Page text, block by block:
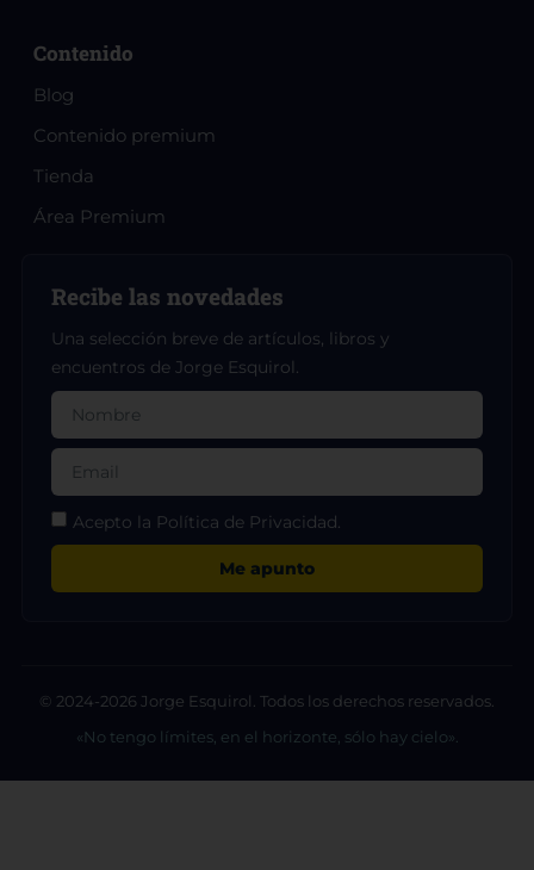
Contenido
Blog
Contenido premium
Tienda
Área Premium
Recibe las novedades
Una selección breve de artículos, libros y
encuentros de Jorge Esquirol.
Acepto la Política de Privacidad.
Me apunto
© 2024-2026 Jorge Esquirol. Todos los derechos reservados.
«No tengo límites, en el horizonte, sólo hay cielo».